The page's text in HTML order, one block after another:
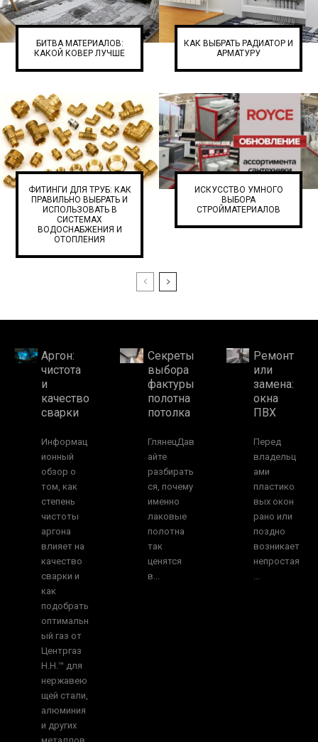
БИТВА МАТЕРИАЛОВ:
КАКОЙ КОВЕР ЛУЧШЕ
КАК ВЫБРАТЬ РАДИАТОР И
АРМАТУРУ
ФИТИНГИ ДЛЯ ТРУБ: КАК
ПРАВИЛЬНО ВЫБРАТЬ И
ИСПОЛЬЗОВАТЬ В
СИСТЕМАХ
ВОДОСНАБЖЕНИЯ И
ОТОПЛЕНИЯ
ИСКУССТВО УМНОГО
ВЫБОРА
СТРОЙМАТЕРИАЛОВ
Аргон:
чистота
и
качество
сварки
Информац
ионный
обзор о
том, как
степень
чистоты
аргона
влияет на
качество
сварки и
как
подобрать
оптимальн
ый газ от
Центргаз
Н.Н.™ для
нержавею
щей стали,
алюминия
и других
Секреты
выбора
фактуры
полотна
потолка
ГлянецДав
айте
разбирать
ся, почему
именно
лаковые
полотна
так
ценятся
в...
Ремонт
или
замена:
окна
ПВХ
Перед
владельц
ами
пластико
вых окон
рано или
поздно
возникает
непростая